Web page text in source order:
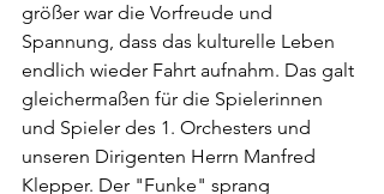
größer war die Vorfreude und
Spannung, dass das kulturelle Leben
endlich wieder Fahrt aufnahm. Das galt
gleichermaßen für die Spielerinnen
und Spieler des 1. Orchesters und
unseren Dirigenten Herrn Manfred
Klepper. Der "Funke" sprang